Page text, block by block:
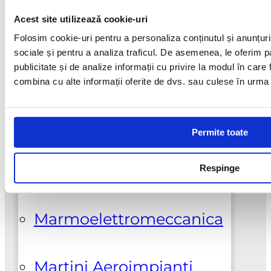
Acest site utilizează cookie-uri
Folosim cookie-uri pentru a personaliza conținutul și
sociale și pentru a analiza traficul. De asemenea, le oferim
publicitate și de analize informații cu privire la modul în
combina cu alte informații oferite de dvs. sau culese în
Permite toate
Respinge
Galeski
Hi-Cut Diamond
Klindex
Marmoelettromeccanica
Martini Aeroimpianti
are
mai
multe
variatii.
Optiunile
pot
alese
pagina
+0737925412